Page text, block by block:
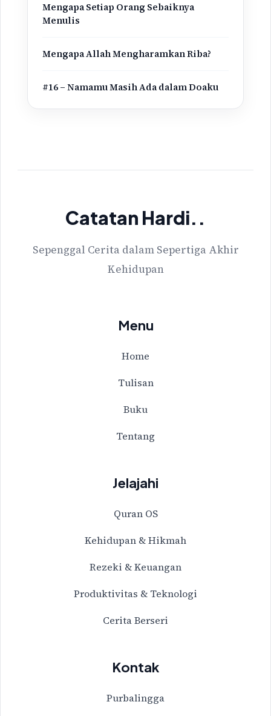
Mengapa Setiap Orang Sebaiknya
Menulis
Mengapa Allah Mengharamkan Riba?
#16 – Namamu Masih Ada dalam Doaku
Catatan Hardi..
Sepenggal Cerita dalam Sepertiga Akhir
Kehidupan
Menu
Home
Tulisan
Buku
Tentang
Jelajahi
Quran OS
Kehidupan & Hikmah
Rezeki & Keuangan
Produktivitas & Teknologi
Cerita Berseri
Kontak
Purbalingga